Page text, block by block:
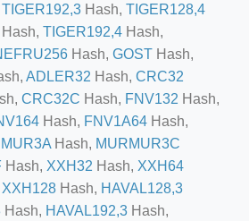
scrap-shredder-fabrication
TIGER192,3 Hash, TIGER128,4
Hash, TIGER192,4 Hash,
Hash, GOST Hash,
ADLER32 Hash, CRC32
CRC32C Hash, FNV132 Hash,
Hash, FNV1A64 Hash,
Hash, MURMUR3C
Hash, XXH32 Hash, XXH64
XXH128 Hash, HAVAL128,3
Hash, HAVAL192,3 Hash,